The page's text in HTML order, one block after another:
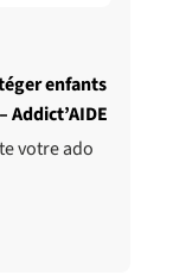
enfants
Addict’AIDE
votre ado